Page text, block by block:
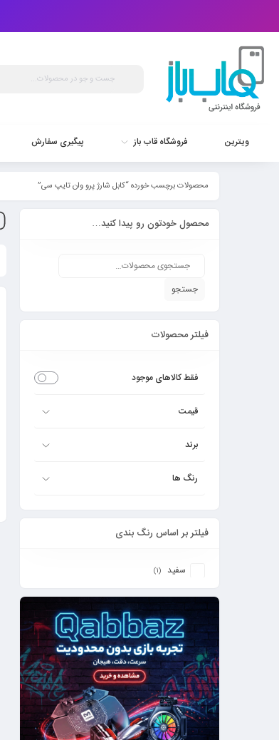
ویترین فروشگاه قاب باز پیگیری سفارش
محصولات برچسب خورده “کابل شارژ پرو وان تایپ سی”
محصول خودتون رو پیدا کنید…
جستجو
فیلتر محصولات
فقط کالاهای موجود
قیمت
برند
رنگ ها
فیلتر بر اساس رنگ بندی
سفید (1)